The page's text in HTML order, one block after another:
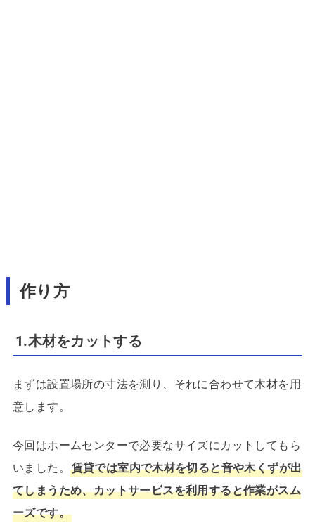
作り方
1.木材をカットする
まずは設置場所の寸法を測り、それに合わせて木材を用
意します。
今回はホームセンターで必要なサイズにカットしてもら
いました。 賃貸では室内で木材を切ると音や木くずが出
てしまうため、カットサービスを利用すると作業がスム
ーズです。